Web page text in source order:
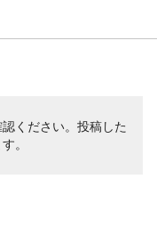
認ください。投稿した
。